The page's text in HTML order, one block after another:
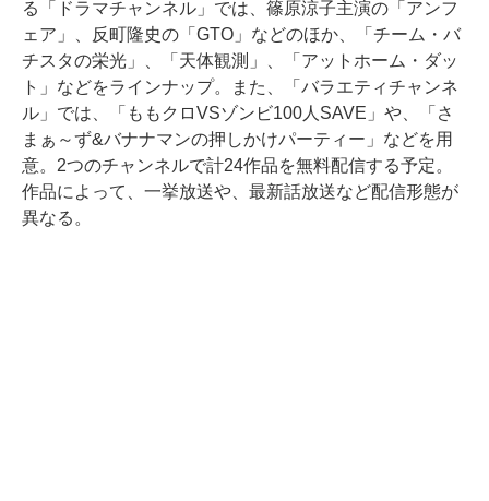
る「ドラマチャンネル」では、篠原涼子主演の「アンフ
ェア」、反町隆史の「GTO」などのほか、「チーム・バ
チスタの栄光」、「天体観測」、「アットホーム・ダッ
ト」などをラインナップ。また、「バラエティチャンネ
ル」では、「ももクロVSゾンビ100人SAVE」や、「さ
まぁ～ず&バナナマンの押しかけパーティー」などを用
意。2つのチャンネルで計24作品を無料配信する予定。
作品によって、一挙放送や、最新話放送など配信形態が
異なる。